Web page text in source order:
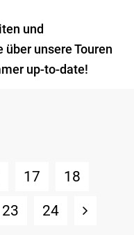
und
unsere Touren
up-to-date!
17
18
23 24